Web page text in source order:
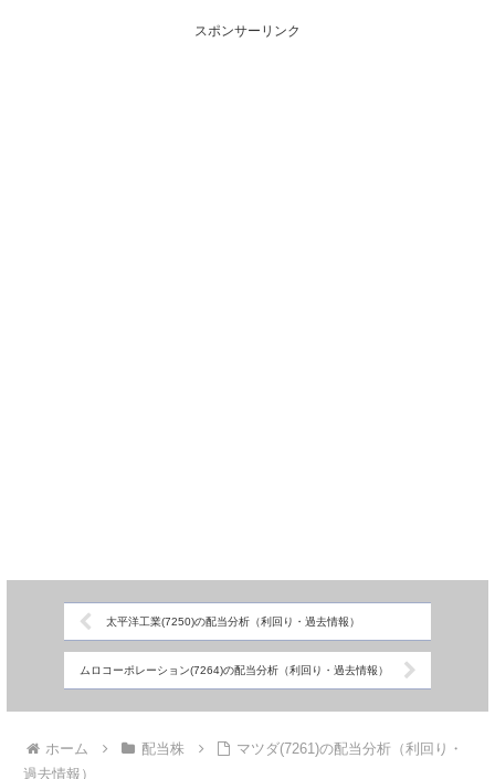
ラフでわかりやすく掲載、配当
ど、表とグラフでわかりやすく
掲載、配当利回りランキングも
スポンサーリンク
太平洋工業(7250)の配当分析（利回り・過去情報）
ムロコーポレーション(7264)の配当分析（利回り・過去情報）
ホーム 配当株
マツダ(7261)の配当分析（利回り・
過去情報）